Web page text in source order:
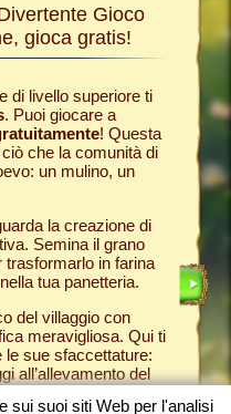
Gioco
gioca gratis!
di livello superiore ti
. Puoi giocare a
! Questa
che la comunità di
un mulino, un
la creazione di
Semina il grano
trasformarlo in farina
tua panetteria.
del villaggio con
meravigliosa. Qui ti
le sue sfaccettature:
all’allevamento del
Tutto
nella
Per
nella
Come
ti
che
gran
creato
My
gioco
sui suoi siti Web per l'analisi